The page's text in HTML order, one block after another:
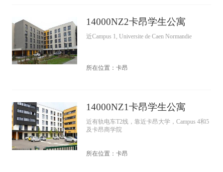
14000NZ2卡昂学生公寓
近Campus 1, Universite de Caen Normandie
所在位置：卡昂
14000NZ1卡昂学生公寓
近有轨电车T2线，靠近卡昂大学，Campus 4和5
及卡昂商学院
所在位置：卡昂